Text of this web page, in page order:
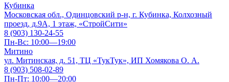
Кубинка
Московская обл., Одинцовский р-н, г. Кубинка, Колхозный
проезд, д.9А, 1 этаж, «СтройСити»
8 (903) 130-24-55
Пн-Вс: 10:00—19:00
Митино
ул. Митинская, д. 51, ТЦ «ТукТук», ИП Хомякова О. А.
8 (903) 508-02-89
Пн-Пт: 10:00—20:00